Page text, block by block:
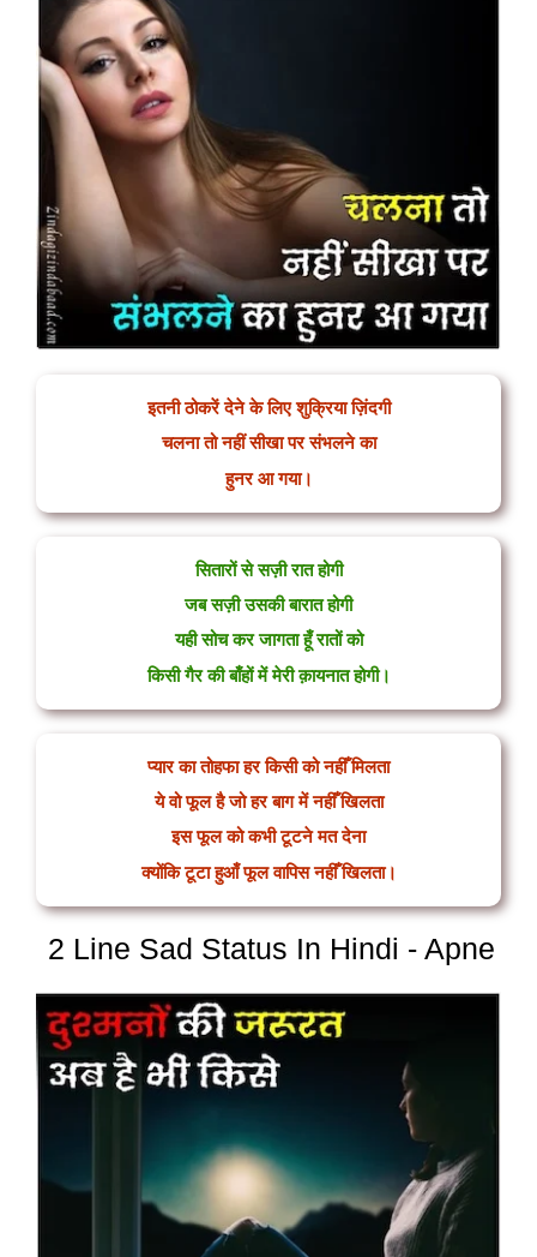
इतनी ठोकरें देने के लिए शुक्रिया ज़िंदगी
चलना तो नहीं सीखा पर संभलने का
हुनर आ गया।
सितारों से सज़ी रात होगी
जब सज़ी उसकी बारात होगी
यही सोच कर जागता हूँ रातों को
किसी गैर की बाँहों में मेरी क़ायनात होगी।
प्यार का तोहफा हर किसी को नहीँ मिलता
ये वो फूल है जो हर बाग में नहीँ खिलता
इस फूल को कभी टूटने मत देना
क्योंकि टूटा हुआँ फूल वापिस नहीँ खिलता।
2 Line Sad Status In Hindi - Apne